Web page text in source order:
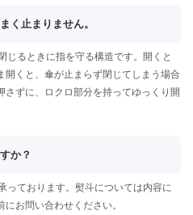
く止まりません。
じるときに指を守る構造です。開くと
開くと、傘が止まらず閉じてしまう場合
さずに、ロクロ部分を持ってゆっくり開
か？
っております。熨斗については内容に
お問い合わせください。